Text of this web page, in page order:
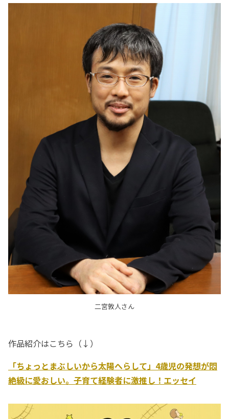
二宮敦人さん
作品紹介はこちら（↓）
「ちょっとまぶしいから太陽へらして」4歳児の発想が悶
絶級に愛おしい。子育て経験者に激推し！エッセイ